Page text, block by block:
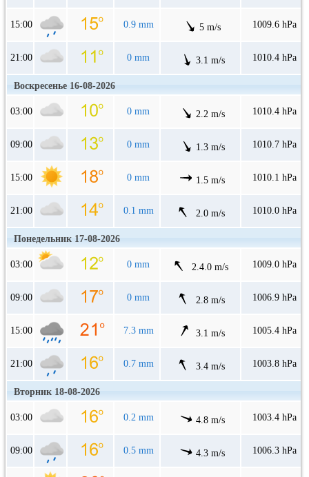
15:00 0.9 mm 5 m/s 1009.6 hPa
21:00 0 mm 3.1 m/s 1010.4 hPa
Воскресенье 16-08-2026
03:00 0 mm 2.2 m/s 1010.4 hPa
09:00 0 mm 1.3 m/s 1010.7 hPa
15:00 0 mm 1.5 m/s 1010.1 hPa
21:00 0.1 mm 2.0 m/s 1010.0 hPa
Понедельник 17-08-2026
03:00 0 mm 2.4.0 m/s 1009.0 hPa
09:00 0 mm 2.8 m/s 1006.9 hPa
15:00 7.3 mm 3.1 m/s 1005.4 hPa
21:00 0.7 mm 3.4 m/s 1003.8 hPa
Вторник 18-08-2026
03:00 0.2 mm 4.8 m/s 1003.4 hPa
09:00 0.5 mm 4.3 m/s 1006.3 hPa